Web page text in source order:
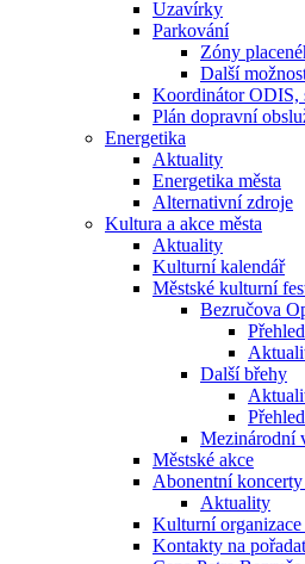
Uzavírky
Parkování
Zóny
Další
Koordinátor ODIS,
Plán dopravní
Energetika
Aktuality
Energetika města
Alternativní zdroje
Kultura a akce města
Aktuality
Kulturní kalendář
Městské kulturní
Bezručova
Další břehy
Mezinárodní
Městské akce
Abonentní
Aktuality
Kulturní organizace
Kontakty na